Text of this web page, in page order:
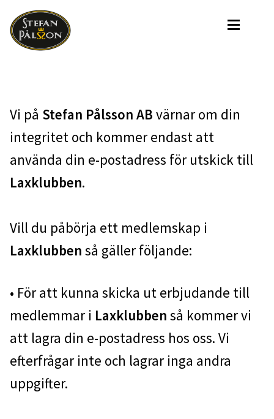
Hoppa
till
navigering
Hoppa
till
innehåll
Sortiment
Laxklubben
Info
Villkor
Vi på Stefan Pålsson AB värnar om din
integritet och kommer endast att
använda din e-postadress för utskick till
Laxklubben.
Vill du påbörja ett medlemskap i
Laxklubben så gäller följande:
• För att kunna skicka ut erbjudande till
medlemmar i Laxklubben så kommer vi
att lagra din e-postadress hos oss. Vi
efterfrågar inte och lagrar inga andra
uppgifter.